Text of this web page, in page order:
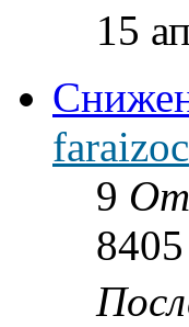
15
faraizoc
9
8405